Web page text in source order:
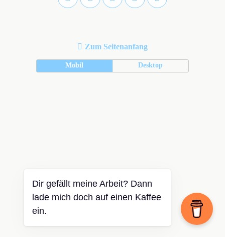
Zum Seitenanfang
Mobil Desktop
Dir gefällt meine Arbeit? Dann
lade mich doch auf einen Kaffee
ein.